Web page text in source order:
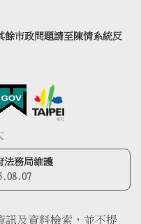
餘市政問題請至陳情系統反
法務局維護
訊及資料檢索，並不提